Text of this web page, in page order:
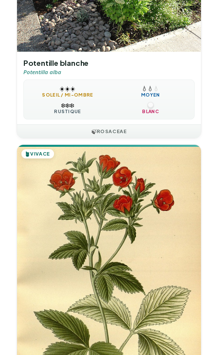
Potentille blanche
Potentilla alba
☀️☀️☀️
SOLEIL / MI-OMBRE
💧 💧 💧
MOYEN
❄️❄️❄️
RUSTIQUE BLANC
🍃ROSACEAE
🪴VIVACE